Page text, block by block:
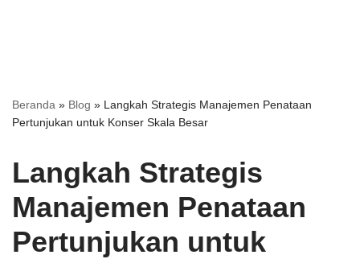
Beranda » Blog » Langkah Strategis Manajemen Penataan
Pertunjukan untuk Konser Skala Besar
Langkah Strategis
Manajemen Penataan
Pertunjukan untuk